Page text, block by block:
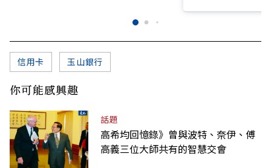
信用卡 玉山銀行
你可能感興趣
話題
高希均回憶錄》曾與波特、奈伊、傅
高義三位大師共有的智慧交會